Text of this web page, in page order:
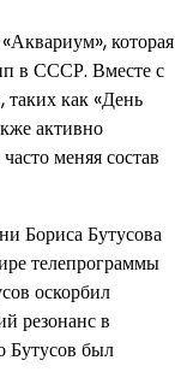
которая
в СССР. Вместе с
как «День
активно
меняя состав
Бориса Бутусова
телепрограммы
оскорбил
резонанс в
Бутусов был